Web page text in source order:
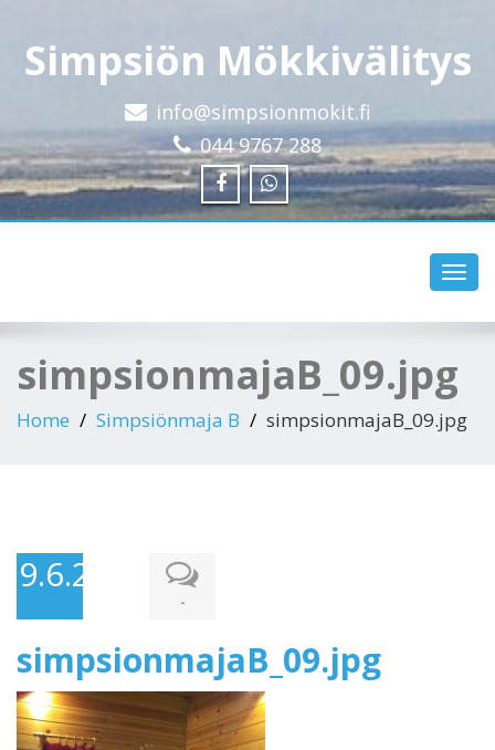
Simpsiön Mökkivälitys
info@simpsionmokit.fi
044 9767 288
simpsionmajaB_09.jpg
Home Simpsiönmaja B simpsionmajaB_09.jpg
9.6.2014
-
simpsionmajaB_09.jpg